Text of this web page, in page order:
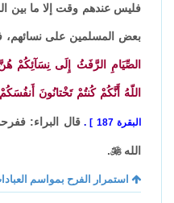
فليس عندهم وقت إلا ما بين
بعض المسلمين على نسائهم،
الصِّيَامِ الرَّفَثُ إِلَى نِسَآئِكُمْ
اللّهُ أَنَّكُمْ كُنتُمْ تَخْتانُونَ
البقرة 187 .قال البراء:
الله
.
استمرار الفرح بمواسم